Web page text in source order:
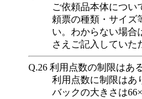
ご依頼品本体につい
頼票の種類・サイズ
い。わからない場合
さえご記入していた
Q.26 利用点数の制限はあ
利用点数に制限はあ
バックの大きさは